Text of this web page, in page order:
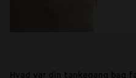
Hvad var din tankegang bag